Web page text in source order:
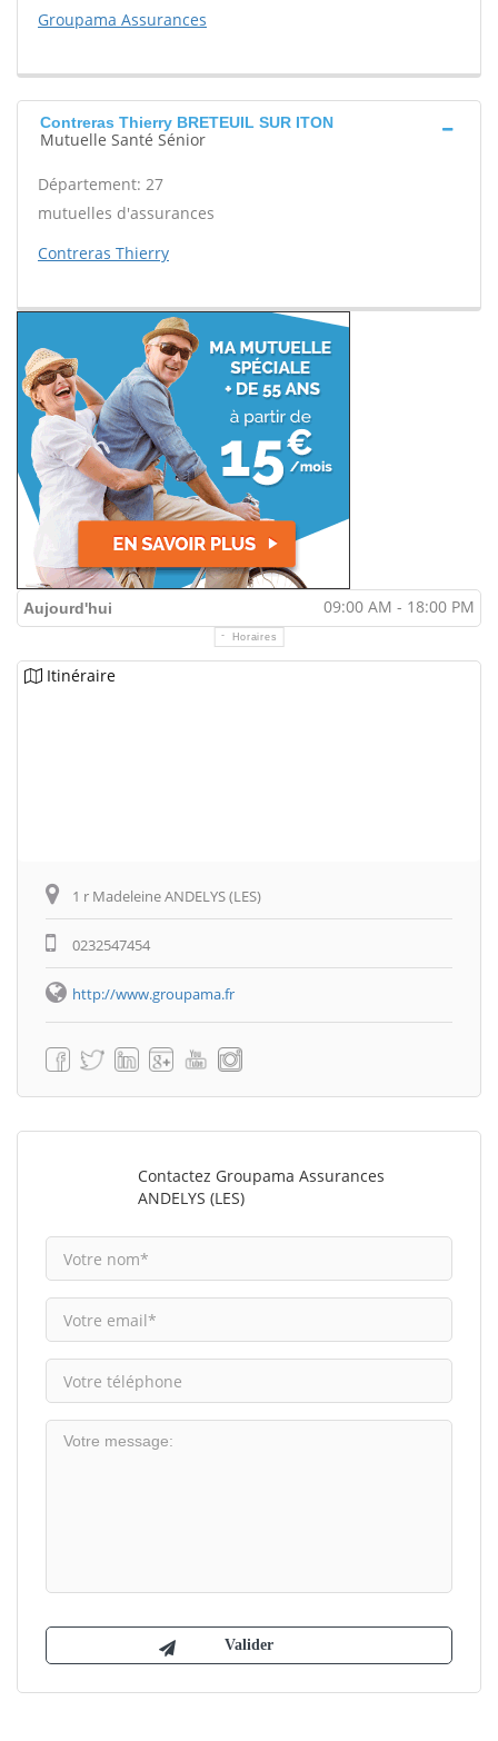
Groupama Assurances
Contreras Thierry BRETEUIL SUR ITON
Mutuelle Santé Sénior
Département: 27
mutuelles d'assurances
Contreras Thierry
Aujourd'hui 09:00 AM - 18:00 PM
Horaires
Itinéraire
1 r Madeleine ANDELYS (LES)
0232547454
http://www.groupama.fr
Contactez Groupama Assurances
ANDELYS (LES)